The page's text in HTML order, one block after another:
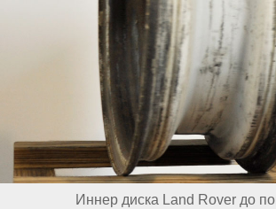
Иннер диска Land Rover до